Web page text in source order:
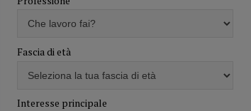
Fascia di età
Interesse principale